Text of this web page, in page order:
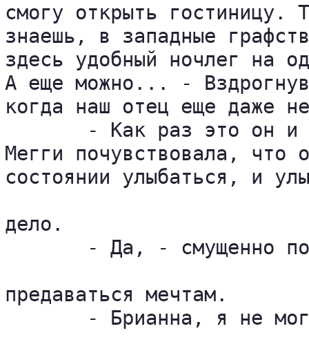
смогу открыть гостиницу.
знаешь, в западные
здесь удобный ночлег на
А еще можно... -
когда наш отец еще даже
- Как раз это он
Мегги почувствовала, что
состоянии улыбаться, и
дело.
- Да, - смущенно
предаваться мечтам.
- Брианна, я не